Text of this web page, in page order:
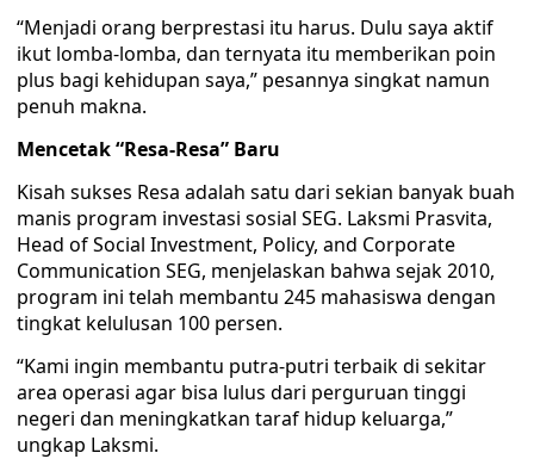
“Menjadi orang berprestasi itu harus. Dulu saya aktif
ikut lomba-lomba, dan ternyata itu memberikan poin
plus bagi kehidupan saya,” pesannya singkat namun
penuh makna.
Mencetak “Resa-Resa” Baru
Kisah sukses Resa adalah satu dari sekian banyak buah
manis program investasi sosial SEG. Laksmi Prasvita,
Head of Social Investment, Policy, and Corporate
Communication SEG, menjelaskan bahwa sejak 2010,
program ini telah membantu 245 mahasiswa dengan
tingkat kelulusan 100 persen.
“Kami ingin membantu putra-putri terbaik di sekitar
area operasi agar bisa lulus dari perguruan tinggi
negeri dan meningkatkan taraf hidup keluarga,”
ungkap Laksmi.